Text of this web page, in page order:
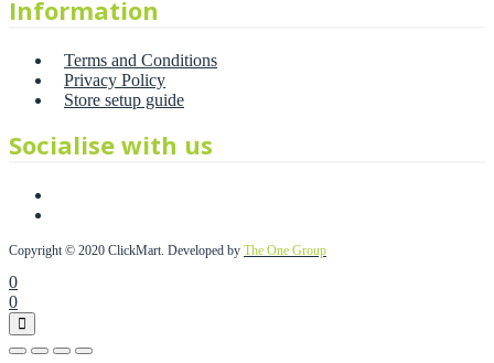
Information
Terms and Conditions
Privacy Policy
Store setup guide
Socialise with us
Copyright © 2020 ClickMart. Developed by The One Group
0
0